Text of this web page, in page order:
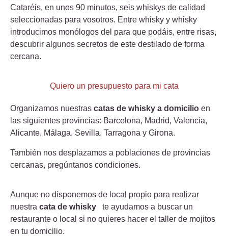
Cataréis, en unos 90 minutos, seis whiskys de calidad
seleccionadas para vosotros. Entre whisky y whisky
introducimos monólogos del para que podáis, entre risas,
descubrir algunos secretos de este destilado de forma
cercana.
Quiero un presupuesto para mi cata
Organizamos nuestras catas de whisky a domicilio en
las siguientes provincias: Barcelona, Madrid, Valencia,
Alicante, Málaga, Sevilla, Tarragona y Girona.
También nos desplazamos a poblaciones de provincias
cercanas, pregúntanos condiciones.
Aunque no disponemos de local propio para realizar
nuestra cata de whisky
te ayudamos a buscar un
restaurante o local si no quieres hacer el taller de mojitos
en tu domicilio.